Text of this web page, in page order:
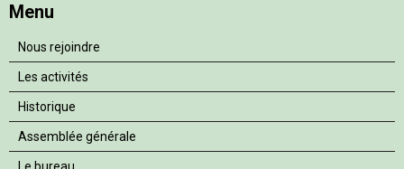
Menu
Nous rejoindre
Les activités
Historique
Assemblée générale
Le bureau